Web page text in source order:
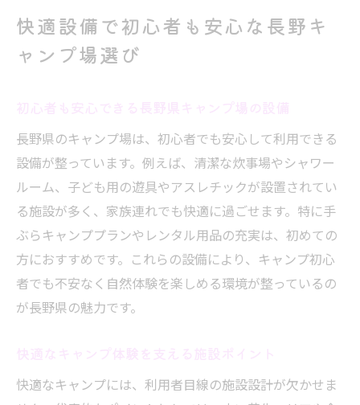
快適設備で初心者も安心な長野キ
ャンプ場選び
長野県のキャンプ場は、初心者でも安心して利用できる
設備が整っています。例えば、清潔な炊事場やシャワー
ルーム、子ども用の遊具やアスレチックが設置されてい
る施設が多く、家族連れでも快適に過ごせます。特に手
ぶらキャンププランやレンタル用品の充実は、初めての
方におすすめです。これらの設備により、キャンプ初心
者でも不安なく自然体験を楽しめる環境が整っているの
が長野県の魅力です。
快適なキャンプには、利用者目線の施設設計が欠かせま